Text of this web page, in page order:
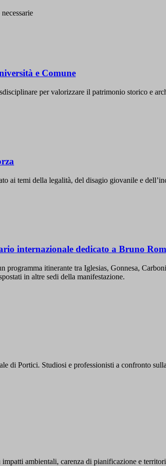
e Comune
per valorizzare il patrimonio storico e
ai temi della legalità, del disagio giovanile e
internazionale dedicato a Bruno
itinerante tra Iglesias, Gonnesa,
in altre sedi della manifestazione.
di Portici. Studiosi e professionisti a confronto
ambientali, carenza di pianificazione e